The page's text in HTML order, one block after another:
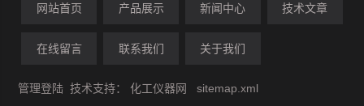
网站首页 产品展示 新闻中心 技术文章
在线留言 联系我们 关于我们
管理登陆 技术支持：化工仪器网 sitemap.xml